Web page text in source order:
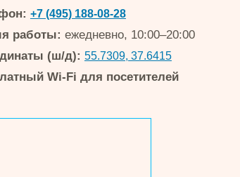
+7 (495) 188-08-28
работы: ежедневно, 10:00–20:00
(ш/д): 55.7309, 37.6415
Wi-Fi для посетителей